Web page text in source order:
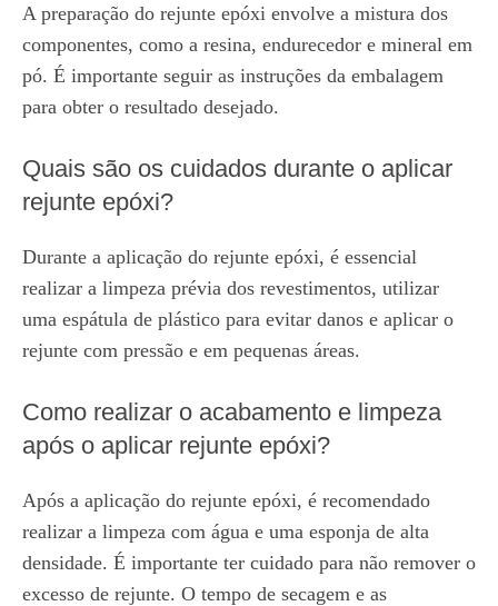
A preparação do rejunte epóxi envolve a mistura dos
componentes, como a resina, endurecedor e mineral em
pó. É importante seguir as instruções da embalagem
para obter o resultado desejado.
Quais são os cuidados durante o aplicar
rejunte epóxi?
Durante a aplicação do rejunte epóxi, é essencial
realizar a limpeza prévia dos revestimentos, utilizar
uma espátula de plástico para evitar danos e aplicar o
rejunte com pressão e em pequenas áreas.
Como realizar o acabamento e limpeza
após o aplicar rejunte epóxi?
Após a aplicação do rejunte epóxi, é recomendado
realizar a limpeza com água e uma esponja de alta
densidade. É importante ter cuidado para não remover o
excesso de rejunte. O tempo de secagem e as